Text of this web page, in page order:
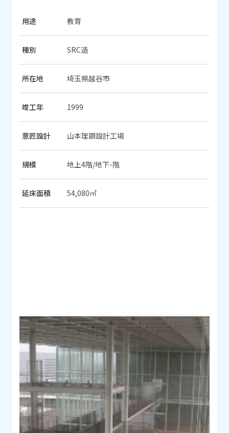
用途 教育
種別 SRC造
所在地 埼玉県越谷市
竣工年 1999
意匠設計 山本理顕設計工場
規模 地上4階/地下-階
延床面積 54,080㎡